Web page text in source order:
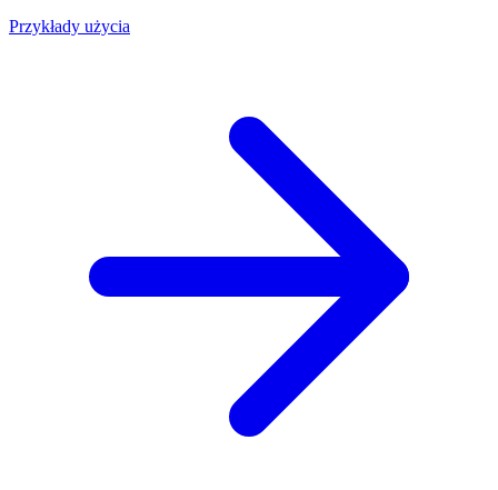
Przykłady użycia